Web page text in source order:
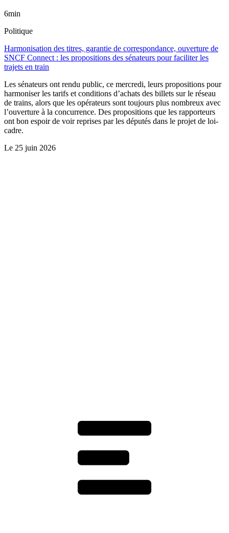
6min
Politique
Harmonisation des titres, garantie de correspondance, ouverture de
SNCF Connect : les propositions des sénateurs pour faciliter les
trajets en train
Les sénateurs ont rendu public, ce mercredi, leurs propositions pour
harmoniser les tarifs et conditions d’achats des billets sur le réseau
de trains, alors que les opérateurs sont toujours plus nombreux avec
l’ouverture à la concurrence. Des propositions que les rapporteurs
ont bon espoir de voir reprises par les députés dans le projet de loi-
cadre.
Le 25 juin 2026